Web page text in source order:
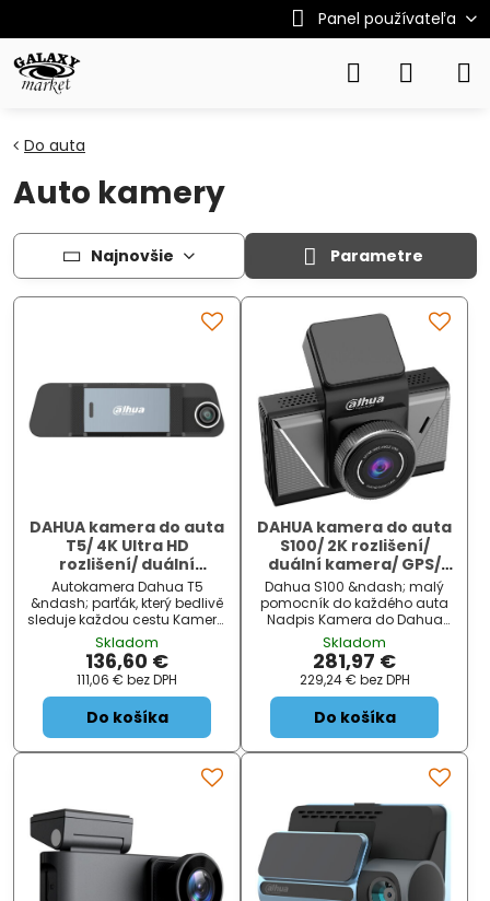
Panel používateľa
Do auta
Auto kamery
Najnovšie Parametre
DAHUA kamera do auta
T5/ 4K Ultra HD
rozlišení/ duální
kamera/ USB-C/ Wi-Fi/
microSD slo
Autokamera Dahua T5
&ndash; parťák, který bedlivě
sleduje každou cestu Kamera
do auta Dahua T5 s duálním
záznamem obrazu, které
neunikne ani sekunda vaší
jízdy. Nikdy nespí, všechno
vidí a vždy ví, kdo byl na vině
v případě dopravní nehody
č...
Skladom
136,60 €
111,06 € bez DPH
Do košíka
DAHUA kamera do auta
S100/ 2K rozlišení/
duální kamera/ GPS/
USB-C/ Wi-Fi/ 4G/
microSD slot
Dahua S100 &ndash; malý
pomocník do každého auta
Nadpis Kamera do Dahua
S100 , která si zapamatuje
každou vaši jízdu a zachytí ji
ve vysokém rozlišení. Tento
model podporuje záznam
videa v rozlišení 2K z přední
kamery a Full...
Skladom
281,97 €
229,24 € bez DPH
Do košíka